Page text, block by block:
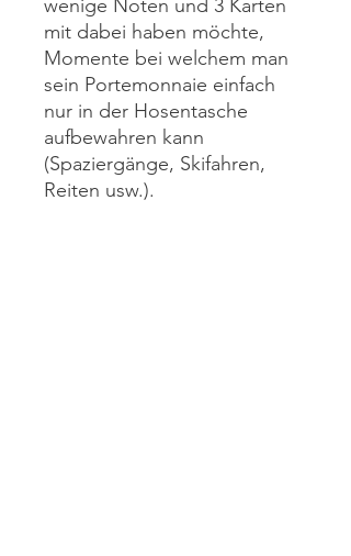
wenige Noten und 3 Karten
mit dabei haben möchte,
Momente bei welchem man
sein Portemonnaie einfach
nur in der Hosentasche
aufbewahren kann
(Spaziergänge, Skifahren,
Reiten usw.).